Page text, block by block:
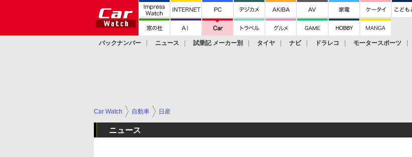
バックナンバー ニュース 試乗記 メーカー別 タイヤ ナビ ドラレコ モータースポーツ
Car Watch 自動車 日産
ニュース